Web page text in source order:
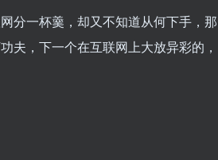
分一杯羹，却又不知道从何下手，那
夫，下一个在互联网上大放异彩的，